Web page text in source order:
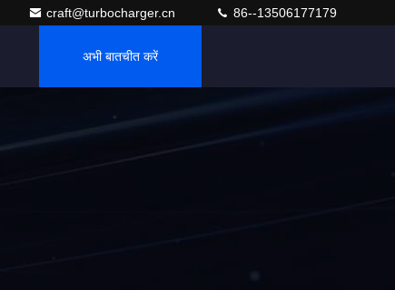
craft@turbocharger.cn 86--13506177179
अभी बातचीत करें